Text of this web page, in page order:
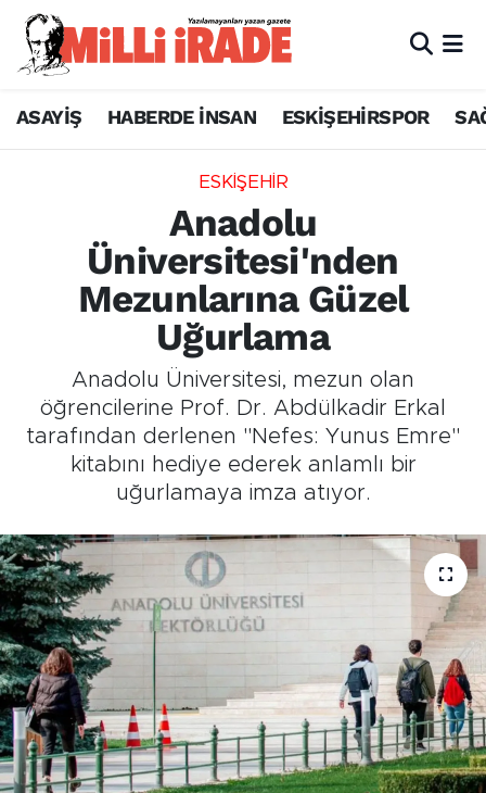
ASAYİŞ HABERDE İNSAN ESKİŞEHİRSPOR
ESKİŞEHİR
Anadolu
Üniversitesi'nden
Mezunlarına Güzel
Uğurlama
Anadolu Üniversitesi, mezun olan
öğrencilerine Prof. Dr. Abdülkadir Erkal
tarafından derlenen "Nefes: Yunus Emre"
kitabını hediye ederek anlamlı bir
uğurlamaya imza atıyor.